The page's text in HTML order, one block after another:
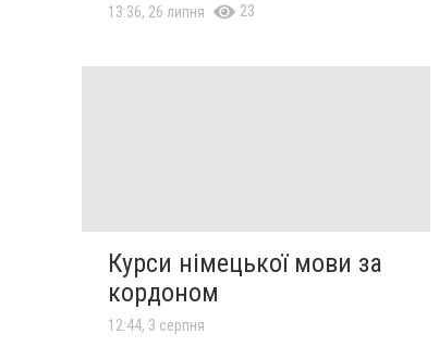
13:36, 26 липня 23
Курси німецької мови за
кордоном
12:44, 3 серпня